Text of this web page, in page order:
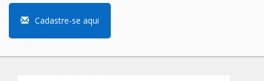
Cadastre-se aqui